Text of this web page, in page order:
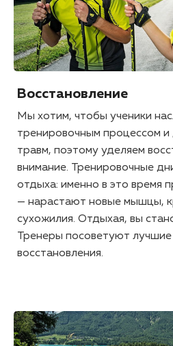
Восстановление
Мы хотим, чтобы ученики
тренировочным процессом и
травм, поэтому уделяем
внимание. Тренировочные
отдыха: именно в это время
— нарастают новые мышцы,
сухожилия. Отдыхая, вы
Тренеры посоветуют
восстановления.